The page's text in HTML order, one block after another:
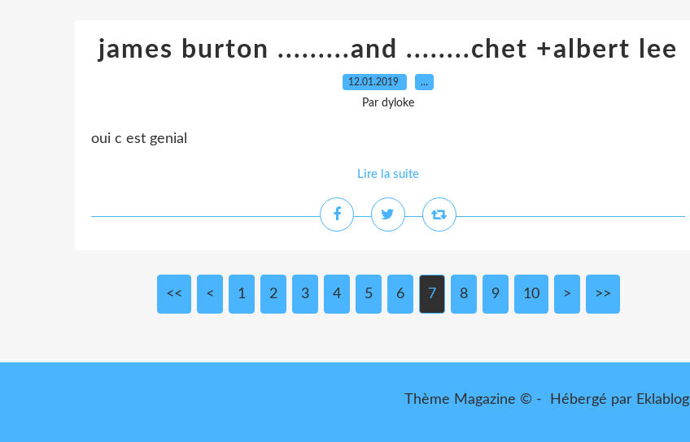
james burton .........and ........chet +albert lee
12.01.2019 …
Par dyloke
oui c est genial
Lire la suite
<< < 1 2 3 4 5 6 7 8 9 10 > >>
Thème Magazine © - Hébergé par Eklablog